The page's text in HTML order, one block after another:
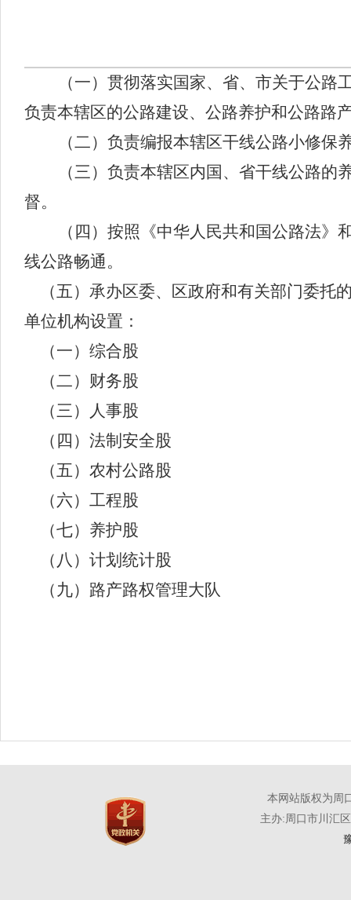
（一）贯彻落实国家、省、市关于公
负责本辖区的公路建设、公路养护和公路路
（二）负责编报本辖区干线公路小修保
（三）负责本辖区内国、省干线公路
督。
（四）按照《中华人民共和国公路法
线公路畅通。
（五）承办区委、区政府和有关部门委托
单位机构设置：
（一）综合股
（二）财务股
（三）人事股
（四）法制安全股
（五）农村公路股
（六）工程股
（七）养护股
（八）计划统计股
（九）路产路权管理大队
本网站版权为周
主办:周口市川汇